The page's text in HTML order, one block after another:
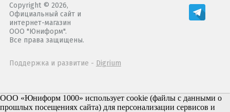
Copyright © 2026,
Официальный сайт и
интернет-магазин
ООО "Юниформ".
Все права защищены.
Поддержка и развитие - Digrium
ООО «Юниформ 1000» использует cookie (файлы с данными о
прошлых посещениях сайта) для персонализации сервисов и